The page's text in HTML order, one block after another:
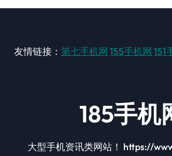
友情链接： 第七手机网 155手机网 151
185手机
大型手机资讯类网站！ https://